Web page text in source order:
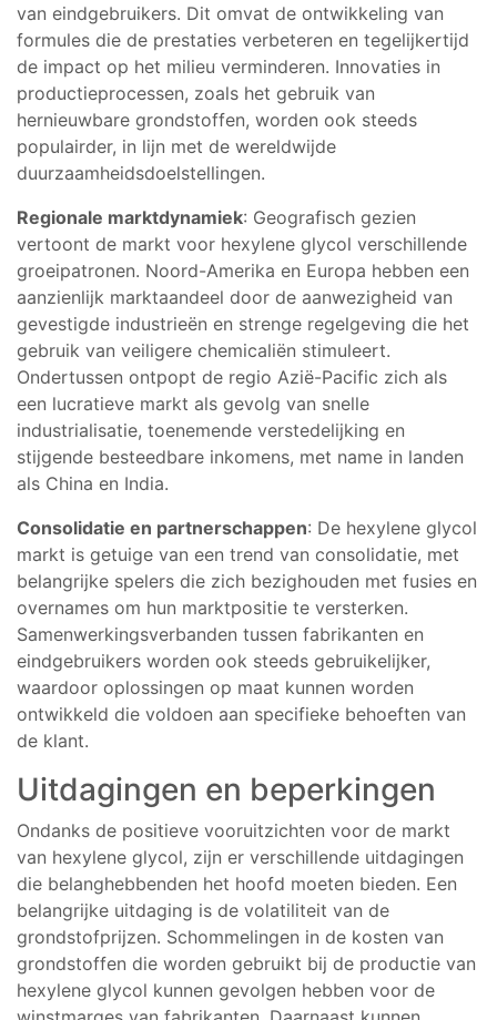
van eindgebruikers. Dit omvat de ontwikkeling van
formules die de prestaties verbeteren en tegelijkertijd
de impact op het milieu verminderen. Innovaties in
productieprocessen, zoals het gebruik van
hernieuwbare grondstoffen, worden ook steeds
populairder, in lijn met de wereldwijde
duurzaamheidsdoelstellingen.
Regionale marktdynamiek: Geografisch gezien
vertoont de markt voor hexylene glycol verschillende
groeipatronen. Noord-Amerika en Europa hebben een
aanzienlijk marktaandeel door de aanwezigheid van
gevestigde industrieën en strenge regelgeving die het
gebruik van veiligere chemicaliën stimuleert.
Ondertussen ontpopt de regio Azië-Pacific zich als
een lucratieve markt als gevolg van snelle
industrialisatie, toenemende verstedelijking en
stijgende besteedbare inkomens, met name in landen
als China en India.
Consolidatie en partnerschappen: De hexylene glycol
markt is getuige van een trend van consolidatie, met
belangrijke spelers die zich bezighouden met fusies en
overnames om hun marktpositie te versterken.
Samenwerkingsverbanden tussen fabrikanten en
eindgebruikers worden ook steeds gebruikelijker,
waardoor oplossingen op maat kunnen worden
ontwikkeld die voldoen aan specifieke behoeften van
de klant.
Uitdagingen en beperkingen
Ondanks de positieve vooruitzichten voor de markt
van hexylene glycol, zijn er verschillende uitdagingen
die belanghebbenden het hoofd moeten bieden. Een
belangrijke uitdaging is de volatiliteit van de
grondstofprijzen. Schommelingen in de kosten van
grondstoffen die worden gebruikt bij de productie van
hexylene glycol kunnen gevolgen hebben voor de